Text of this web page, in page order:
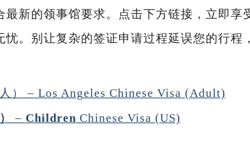
新的领事馆要求。点击下方链接，立即享
忧。别让复杂的签证申请过程延误您的行程
） – Los Angeles Chinese Visa (Adult)
– ChildrenChinese Visa (US)